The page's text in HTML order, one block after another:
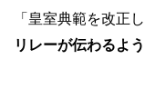
「皇室典範を改正
リレーが伝わるよう